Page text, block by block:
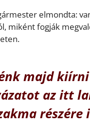
elmondta:
miként fogják
majd
az itt
részére